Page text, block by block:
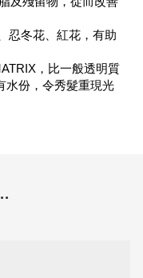
忍冬花、紅花，有助
，比一般透明質
水份，令秀髮重現光